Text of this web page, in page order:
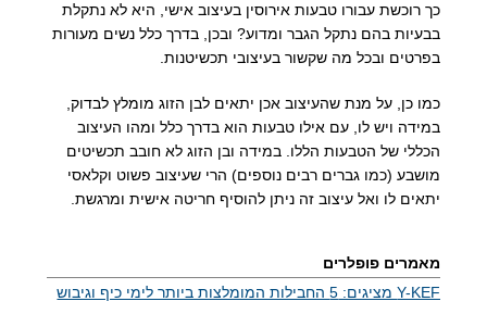
כך רוכשת עבורו טבעות אירוסין בעיצוב אישי, היא לא נתקלת
בבעיות בהם נתקל הגבר ומדוע? ובכן, בדרך כלל נשים מעורות
בפרטים ובכל מה שקשור בעיצובי תכשיטנות.
כמו כן, על מנת שהעיצוב אכן יתאים לבן הזוג מומלץ לבדוק,
במידה ויש לו, עם אילו טבעות הוא בדרך כלל ומהו העיצוב
הכללי של הטבעות הללו. במידה ובן הזוג לא חובב תכשיטים
מושבע (כמו גברים רבים נוספים) הרי שעיצוב פשוט וקלאסי
יתאים לו ואל עיצוב זה ניתן להוסיף חריטה אישית ומרגשת.
מאמרים פופלרים
Y-KEF מציגים: 5 החבילות המומלצות ביותר לימי כיף וגיבוש